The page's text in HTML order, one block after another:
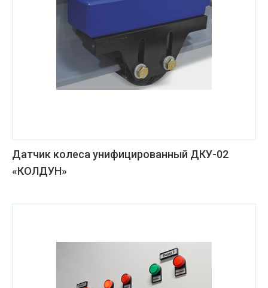
Датчик колеса унифицированный ДКУ-02
«КОЛДУН»